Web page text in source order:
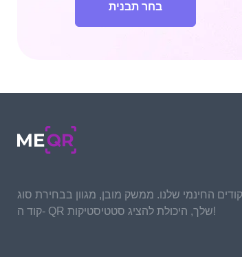
בחר תבנית
החינמי שלנו. ממשק מובן, מגוון בבחירת סוג
קוד ה- QR שלך, היכולת להציג סטטיסטיקות!